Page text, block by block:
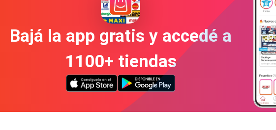
Bajá la app gratis y accedé a
1100+ tiendas